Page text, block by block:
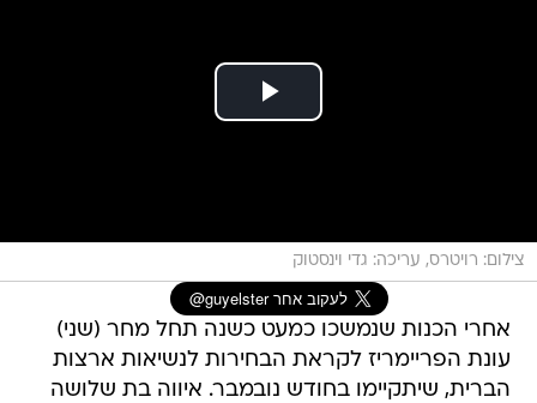
צילום: רויטרס, עריכה: גדי וינסטוק
אחרי הכנות שנמשכו כמעט כשנה תחל מחר (שני)
עונת הפריימריז לקראת הבחירות לנשיאות ארצות
הברית, שיתקיימו בחודש נובמבר. איווה בת שלושה